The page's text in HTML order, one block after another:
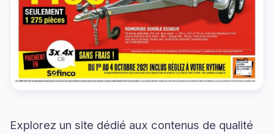
Explorez un site dédié aux contenus de qualité